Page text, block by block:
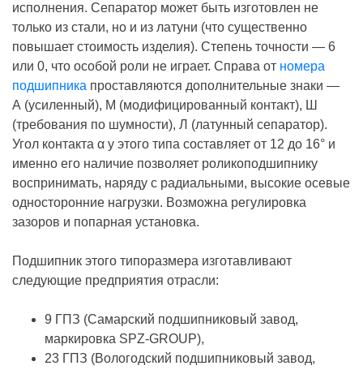
исполнения. Сепаратор может быть изготовлен не
только из стали, но и из латуни (что существенно
повышает стоимость изделия). Степень точности — 6
или 0, что особой роли не играет. Справа от номера
подшипника проставляются дополнительные знаки —
А (усиленный), М (модифицированный контакт), Ш
(требования по шумности), Л (латунный сепаратор).
Угол контакта α у этого типа составляет от 12 до 16° и
именно его наличие позволяет роликоподшипнику
воспринимать, наряду с радиальными, высокие осевые
односторонние нагрузки. Возможна регулировка
зазоров и попарная установка.
Подшипник этого типоразмера изготавливают
следующие предприятия отрасли:
9 ГПЗ (Самарский подшипниковый завод,
маркировка SPZ-GROUP),
23 ГПЗ (Вологодский подшипниковый завод,